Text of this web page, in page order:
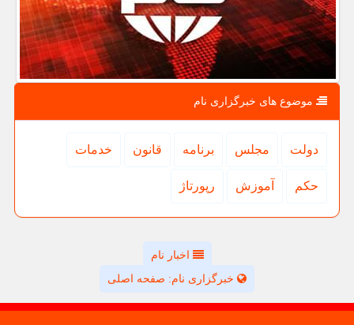
موضوع های خبرگزاری نام
دولت مجلس برنامه قانون خدمات
حكم آموزش رپورتاژ
اخبار نام
خبرگزاری نام: صفحه اصلی